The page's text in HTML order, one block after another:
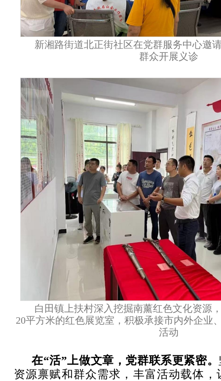
新湘路街道北正街社区在党群服务中心邀
群众开展义诊
白田镇上扶村深入挖掘南薰红色文化资源
20平方米的红色展览室，积极承接市内外企业
活动
在“活”上做文章，党群联系更紧密。
资源禀赋和群众需求，丰富活动载体，